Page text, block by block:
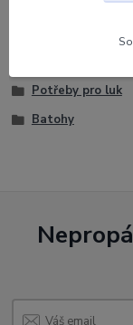
Potřeby pro luk
Batohy